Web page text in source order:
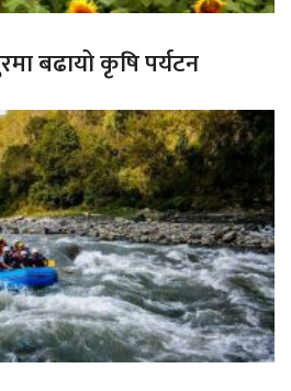
बढायो कृषि पर्यटन